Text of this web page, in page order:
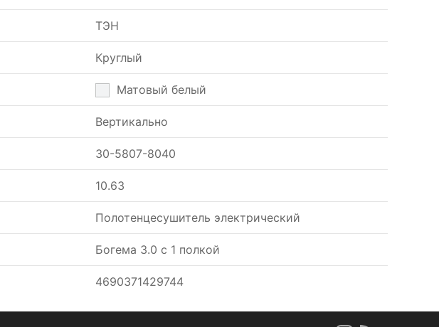
ТЭН
Круглый
Матовый белый
Вертикально
30-5807-8040
10.63
Полотенцесушитель электрический
Богема 3.0 с 1 полкой
4690371429744